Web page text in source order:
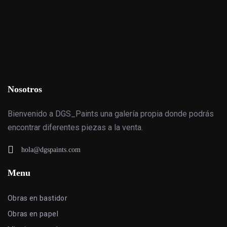
Nosotros
Bienvenido a DGS_Paints una galería propia donde podrás
encontrar diferentes piezas a la venta.
hola@dgspaints.com
Menu
Obras en bastidor
Obras en papel